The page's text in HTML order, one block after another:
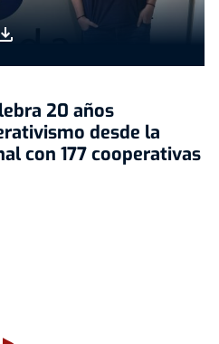
20 años
desde la
con 177 cooperativas